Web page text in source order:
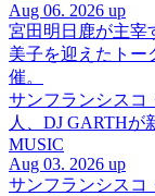
Aug 06. 2026 up
宮田明日鹿が主宰
美子を迎えたトー
催。
サンフランシスコ
人、DJ GARTHが
MUSIC
Aug 03. 2026 up
サンフランシスコ